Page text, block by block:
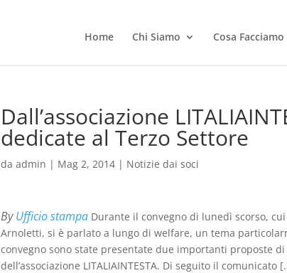
Home Chi Siamo Cosa Facciamo
Dall’associazione
dedicate al Terzo Settore
da admin | Mag 2, 2014| Notizie dai soci
ByUfficio stampaDurante il convegno di lunedì scorso,
Arnoletti, si è parlato a lungo di welfare, un tema
convegno sono state presentate due importanti proposte
dell’associazione LITALIAINTESTA. Di seguito il comunicato